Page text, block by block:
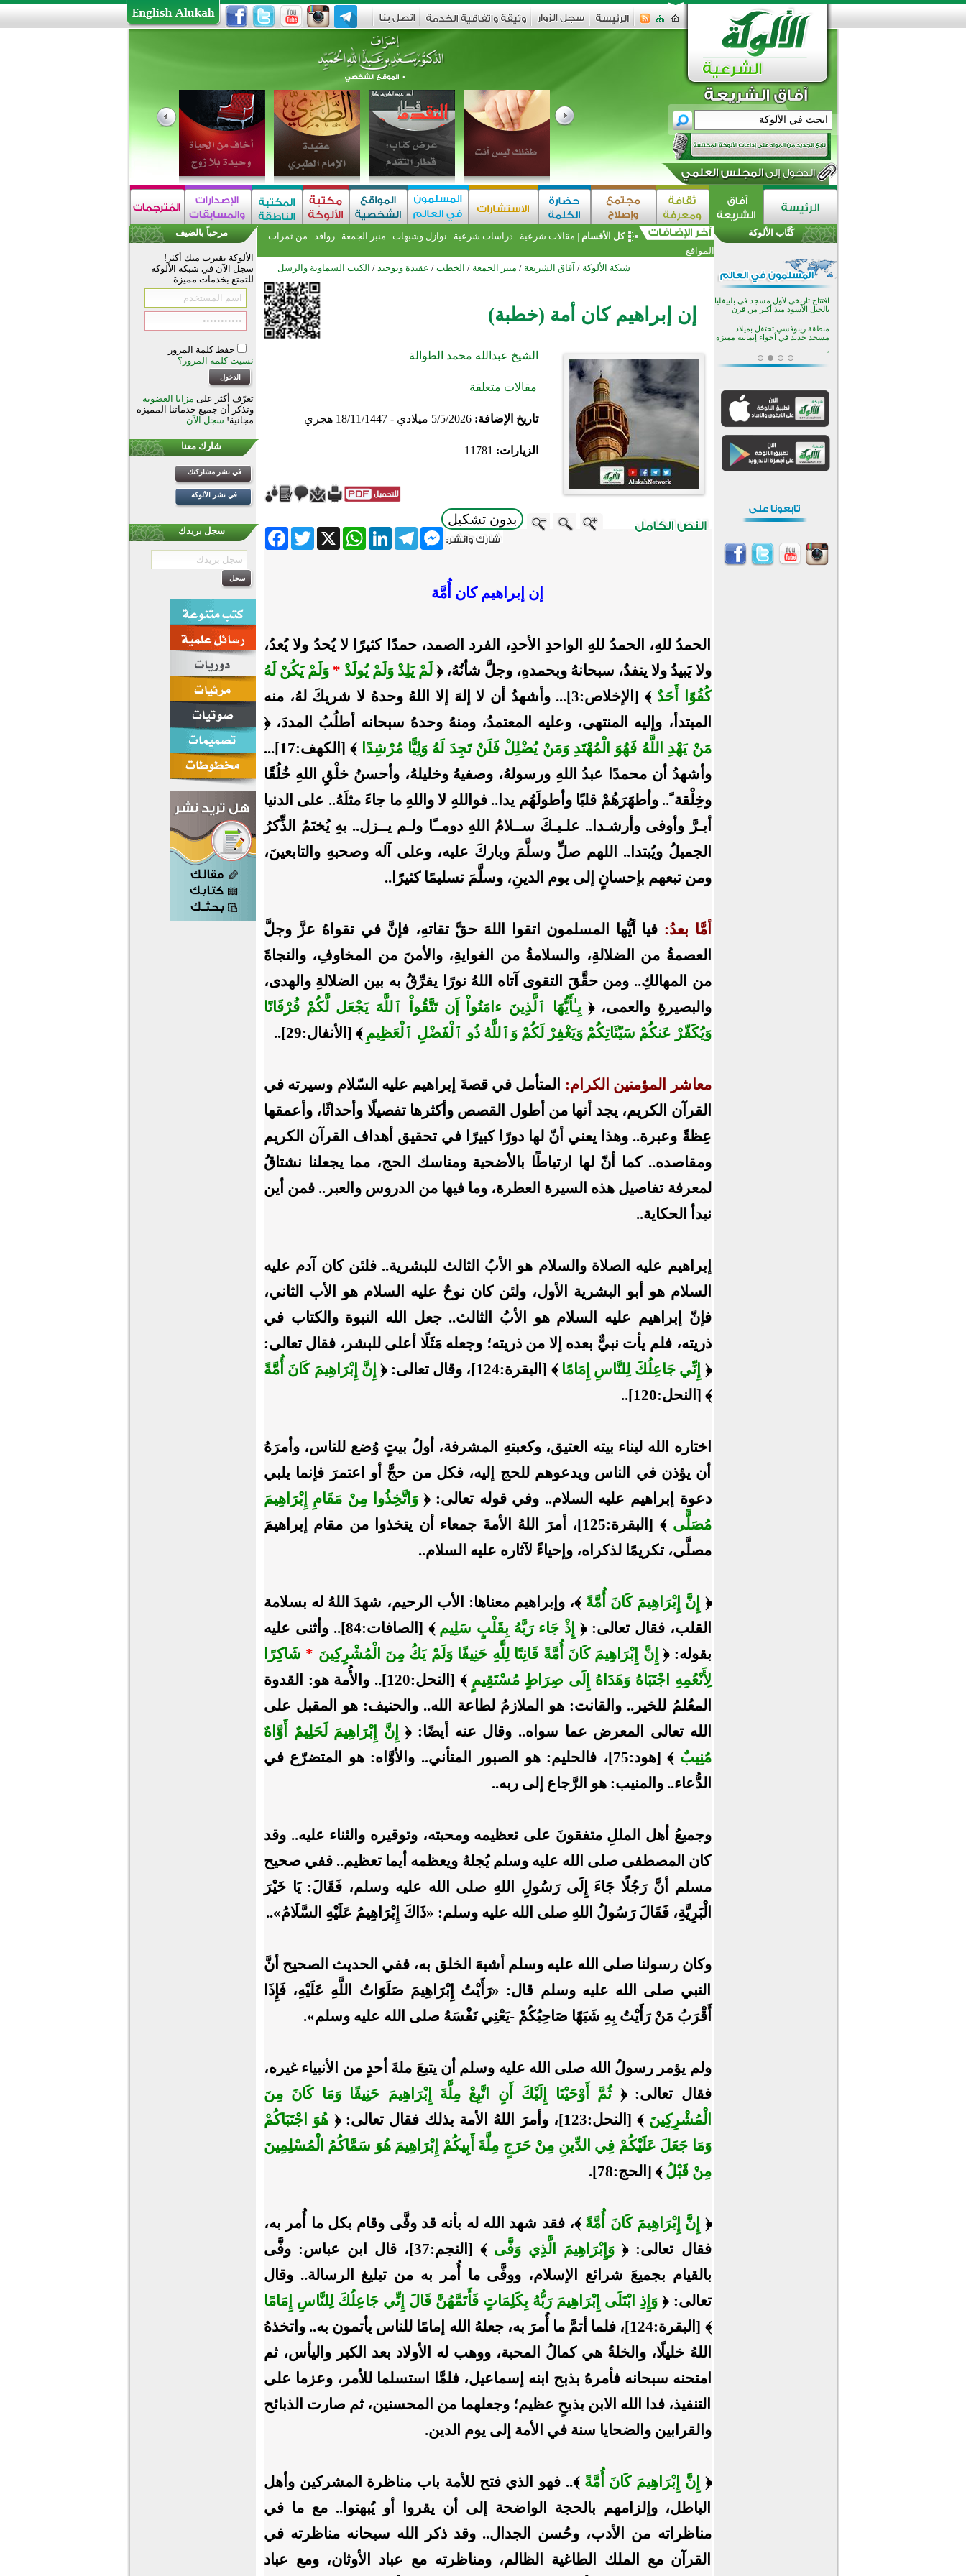
كل الأقسام | مقالات شرعية دراسات شرعية نوازل وشبهات منبر الجمعة روافد
من ثمرات
المواقع
شبكة الألوكة / آفاق الشريعة / منبر الجمعة / الخطب / عقيدة وتوحيد / الكتب السماوية والرسل
إن إبراهيم كان أمة (خطبة)
الشيخ عبدالله محمد الطوالة
مقالات متعلقة
تاريخ الإضافة:5/5/2026 ميلادي - 18/11/1447 هجري
الزيارات: 11781
بدون تشكيل
FacebookTwitter X
WhatsAppLinkedInTelegram
Messenger
إن إبراهيم كان أُمَّة
الحمدُ للهِ، الحمدُ للهِ الواحدِ الأحدِ، الفرد الصمد، حمدًا كثيرًا لا يُحدُ ولا يُعدُ،
ولا يَبيدُ ولا ينفدُ، سبحانهُ وبحمدهِ، وجلَّ شأنُهُ، ﴿ لَمْ يَلِدْ وَلَمْ يُولَدْ * وَلَمْ يَكُنْ لَهُ
كُفُوًا أَحَدٌ
﴾ [الإخلاص:3]... وأشهدُ أن لا إلهَ إلا اللهُ وحدهُ لا شريكَ لهُ، منه
المبتدأ، وإليه المنتهى، وعليه المعتمدُ، ومنهُ وحدهُ سبحانه أطلُبُ المددَ، ﴿
مَنْ يَهْدِ اللَّهُ فَهُوَ الْمُهْتَدِ وَمَنْ يُضْلِلْ فَلَنْ تَجِدَ لَهُ وَلِيًّا مُرْشِدًا
﴾ [الكهف:17]...
وأشهدُ أن محمدًا عبدُ اللهِ ورسولهُ، وصفيهُ وخليلهُ، وأحسنُ خلْقِ اللهِ خُلُقًا
وخِلْقة ً.. وأطهَرَهُمْ قلبًا وأطولَهُم يدا.. فواللهِ لا واللهِ ما جاءَ مثلَهُ.. على الدنيا
أبـرَّ وأوفى وأرشـدا.. علـيـكَ ســلامُ اللهِ دومــًا ولـم يــزل.. بهِ يُختَمُ الذِّكرُ
الجميلُ ويُبتدا.. اللهم صلِّ وسلَّمَ وباركَ عليه، وعلى آله وصحبهِ والتابعينَ،
ومن تبعهم بإحسانٍ إلى يوم الدينِ، وسلَّمَ تسليمًا كثيرًا..
أمَّا بعدُ: فيا أيُّها المسلمون اتقوا اللهَ حقَّ تقاتهِ، فإنَّ في تقواهُ عزَّ وجلَّ
العصمةُ من الضلالةِ، والسلامةُ من الغوايةِ، والأمنَ من المخاوفِ، والنجاةَ
من المهالكِ.. ومن حقَّقَ التقوى آتاه اللهُ نورًا يفرِّقُ به بين الضلالةِ والهدى،
والبصيرةِ والعمى، ﴿ يِـٰأَيُّهَا ٱلَّذِينَ ءامَنُواْ إَن تَتَّقُواْ ٱللَّهَ يَجْعَل لَّكُمْ فُرْقَانًا
وَيُكَفّرْ عَنكُمْ سَيّئَاتِكُمْ وَيَغْفِرْ لَكُمْ وَٱللَّهُ ذُو ٱلْفَضْلِ ٱلْعَظِيمِ ﴾ [الأنفال:29]..
معاشر المؤمنين الكرام: المتأمل في قصةَ إبراهيم عليه السّلام وسيرته في
القرآن الكريم، يجد أنها من أطول القصص وأكثرها تفصيلًا وأحداثًا، وأعمقها
عِظةً وعبرة.. وهذا يعني أنّ لها دورًا كبيرًا في تحقيق أهداف القرآن الكريم
ومقاصده.. كما أنّ لها ارتباطًا بالأضحية ومناسك الحج، مما يجعلنا نشتاقُ
لمعرفة تفاصيل هذه السيرة العطرة، وما فيها من الدروس والعبر.. فمن أين
نبدأ الحكاية..
إبراهيم عليه الصلاة والسلام هو الأبُ الثالث للبشرية.. فلئن كان آدم عليه
السلام هو أبو البشرية الأول، ولئن كان نوحٌ عليه السلام هو الأب الثاني،
فإنّ إبراهيم عليه السلام هو الأبُ الثالث.. جعل الله النبوة والكتاب في
ذريته، فلم يأت نبيٌّ بعده إلا من ذريته؛ وجعله مَثَلًا أعلى للبشر، فقال تعالى:
﴿ إِنِّي جَاعِلُكَ لِلنَّاسِ إِمَامًا ﴾ [البقرة:124]، وقال تعالى: ﴿
إِنَّ إِبْرَاهِيمَ كَانَ أُمَّةً
﴾ [النحل:120]..
اختاره الله لبناء بيته العتيق، وكعبتهِ المشرفة، أولُ بيتٍ وُضع للناس، وأمرَهُ
أن يؤذن في الناس ويدعوهم للحج إليه، فكل من حجَّ أو اعتمرَ فإنما يلبي
دعوة إبراهيم عليه السلام.. وفي قوله تعالى: ﴿وَاتَّخِذُوا مِنْ مَقَامِ إِبْرَاهِيمَ
مُصَلًّى
﴾ [البقرة:125]، أمرَ اللهُ الأمةَ جمعاء أن يتخذوا من مقام إبراهيمَ
مصلَّى، تكريمًا لذكراه، وإحياءً لآثاره عليه السلام..
﴿ إِنَّ إِبْرَاهِيمَ كَانَ أُمَّةً﴾، وإبراهيم معناها: الأب الرحيم، شهدَ اللهُ له بسلامة
القلب، فقال تعالى: ﴿ إِذْ جَاء رَبَّهُ بِقَلْبٍ سَلِيم
﴾ [الصافات:84].. وأثنى عليه
بقوله: ﴿ إِنَّ إِبْرَاهِيمَ كَانَ أُمَّةً قَانِتًا لِلَّهِ حَنِيفًا وَلَمْ يَكُ مِنَ الْمُشْرِكِينَ * شَاكِرًا
لِأَنْعُمِهِ اجْتَبَاهُ وَهَدَاهُ إِلَى صِرَاطٍ مُسْتَقِيمٍ
﴾ [النحل:120].. والأُمة هو: القدوة
المعُلمُ للخير.. والقانت: هو الملازمُ لطاعة الله.. والحنيف: هو المقبل على
الله تعالى المعرض عما سواه.. وقال عنه أيضًا: ﴿ إِنَّ إِبْرَاهِيمَ لَحَلِيمٌ أَوَّاهٌ
مُنِيبٌ
﴾ [هود:75]، فالحليم: هو الصبور المتأني.. والأوَّاه: هو المتضرّع في
الدُّعاء.. والمنيب: هو الرَّجاع إلى ربه..
وجميعُ أهل المللِ متفقونَ على تعظيمه ومحبته، وتوقيره والثناء عليه.. وقد
كان المصطفى صلى الله عليه وسلم يُجلهُ ويعظمه أيما تعظيم.. ففي صحيح
مسلم أنَّ رَجُلًا جَاءَ إِلَى رَسُولِ اللهِ صلى الله عليه وسلم، فَقَالَ: يَا خَيْرَ
الْبَرِيَّةِ، فَقَالَ رَسُولُ اللهِ صلى الله عليه وسلم: «ذَاكَ إِبْرَاهِيمُ عَلَيْهِ السَّلَامُ»..
وكان رسولنا صلى الله عليه وسلم أشبهَ الخلق به، ففي الحديث الصحيح أنَّ
النبي صلى الله عليه وسلم قال: «رَأَيْتُ إِبْرَاهِيمَ صَلَوَاتُ اللَّهِ عَلَيْهِ، فَإِذَا
أَقْرَبُ مَنْ رَأَيْتُ بِهِ شَبَهًا صَاحِبُكُمْ -يَعْنِي نَفْسَهُ صلى الله عليه وسلم».
ولم يؤمر رسولُ الله صلى الله عليه وسلم أن يتبعَ ملةَ أحدٍ من الأنبياء غيره،
فقال تعالى: ﴿ثُمَّ أَوْحَيْنَا إِلَيْكَ أَنِ اتَّبِعْ مِلَّةَ إِبْرَاهِيمَ حَنِيفًا وَمَا كَانَ مِنَ
الْمُشْرِكِينَ ﴾ [النحل:123]، وأمرَ اللهُ الأمة بذلك فقال تعالى: ﴿
هُوَ اجْتَبَاكُمْ
وَمَا جَعَلَ عَلَيْكُمْ فِي الدِّينِ مِنْ حَرَجٍ مِلَّةَ أَبِيكُمْ إِبْرَاهِيمَ هُوَ سَمَّاكُمُ الْمُسْلِمِينَ
مِنْ قَبْلُ ﴾ [الحج:78].
﴿ إِنَّ إِبْرَاهِيمَ كَانَ أُمَّةً﴾، فقد شهد الله له بأنه قد وفَّى وقام بكل ما أُمر به،
فقال تعالى: ﴿ وَإِبْرَاهِيمَ الَّذِي وَفَّى
﴾ [النجم:37]، قال ابن عباس: وفَّى
بالقيام بجميعَ شرائع الإسلام، ووفَّى ما أُمر به من تبليغ الرسالة.. وقال
تعالى: ﴿ وَإِذِ ابْتَلَى إِبْرَاهِيمَ رَبُّهُ بِكَلِمَاتٍ فَأَتَمَّهُنَّ قَالَ إِنِّي جَاعِلُكَ لِلنَّاسِ إِمَامًا
﴾ [البقرة:124]، فلما أتمَّ ما أُمرَ به، جعلهُ الله إمامًا للناس يأتمون به.. واتخذهُ
اللهُ خليلًا، والخلةُ هي كمالُ المحبة، ووهب له الأولاد بعد الكبر واليأس، ثم
امتحنه سبحانه فأمرهُ بذبح ابنه إسماعيل، فلمَّا استسلما للأمر، وعزما على
التنفيذ، فدا الله الابن بذبحٍ عظيم؛ وجعلهما من المحسنين، ثم صارت الذبائح
والقرابين والضحايا سنة في الأمة إلى يوم الدين.
﴿ إِنَّ إِبْرَاهِيمَ كَانَ أُمَّةً﴾.. فهو الذي فتح للأمة باب مناظرة المشركين وأهل
الباطل، وإلزامهم بالحجة الواضحة إلى أن يقروا أو يُبهتوا.. مع ما في
مناظراته من الأدب، وحُسن الجدال.. وقد ذكر الله سبحانه مناظرته في
القرآن مع الملك الطاغية الظالم، ومناظرته مع عباد الأوثان، ومع عباد
مرحباً بالضيف
الألوكة تقترب منك أكثر!
سجل الآن في شبكة الألوكة
للتمتع بخدمات مميزة.
حفظ كلمة المرور
نسيت كلمة المرور؟
تعرّف أكثر على مزايا العضوية
وتذكر أن جميع خدماتنا المميزة
مجانية! سجل الآن.
شارك معنا
في نشر مشاركتك
في نشر الألوكة
سجل بريدك
كُتَّاب الألوكة
اختتام الدورة التاسعة لمسابقة حفظ
وتلاوة القرآن الكريم في أزناكاييف
تيسليتش تختتم برنامجا تعليميا لتعزيز
القيم وبناء الشخصية للشباب
المسلمين
اختتام منافسات قرآنية متميزة في
أكثر من 400 طالب يشاركون في
مسابقة المعلومات الإسلامية
بأستراليا
افتتاح تاريخي لأول مسجد في بلييفليا
بالجبل الأسود منذ أكثر من قرن
منطقة ريبوفسي تحتفل بميلاد
مسجد جديد في أجواء إيمانية مميزة
أكبر مشروع إسلامي في ريف
أستراليا يفتتح أبوابه بعد سنوات من
الصيفية للمسلمين في بينزا
وساراتوف وموردوفيا هذا العام
اختتام الدورة التاسعة لمسابقة حفظ
وتلاوة القرآن الكريم في أزناكاييف
تيسليتش تختتم برنامجا تعليميا لتعزيز
القيم وبناء الشخصية للشباب
المسلمين
اختتام منافسات قرآنية متميزة في
مسابقة المعلومات الإسلامية